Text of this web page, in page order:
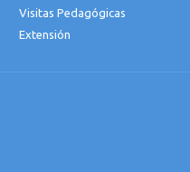
Visitas Pedagógicas
Extensión